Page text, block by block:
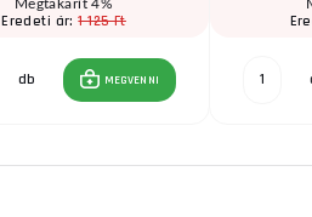
Megtakarít 4%
Eredeti ár:1 125 Ft
db MEGVENNI